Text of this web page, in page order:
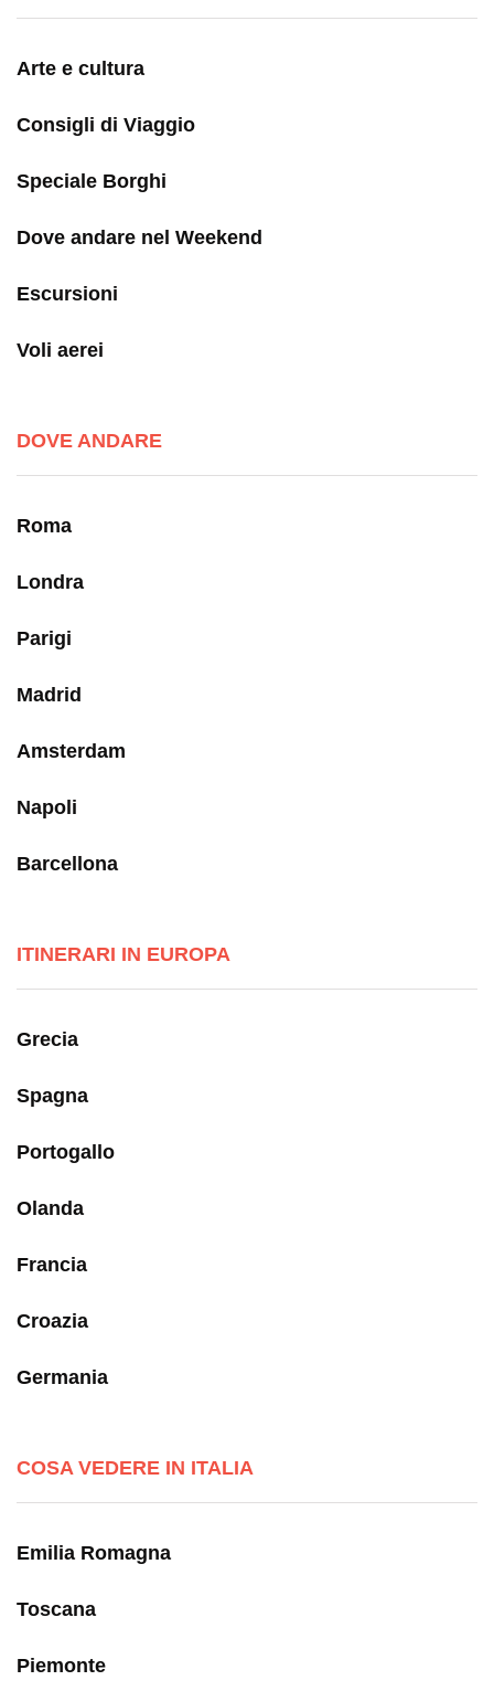
Arte e cultura
Consigli di Viaggio
Speciale Borghi
Dove andare nel Weekend
Escursioni
Voli aerei
DOVE ANDARE
Roma
Londra
Parigi
Madrid
Amsterdam
Napoli
Barcellona
ITINERARI IN EUROPA
Grecia
Spagna
Portogallo
Olanda
Francia
Croazia
Germania
COSA VEDERE IN ITALIA
Emilia Romagna
Toscana
Piemonte